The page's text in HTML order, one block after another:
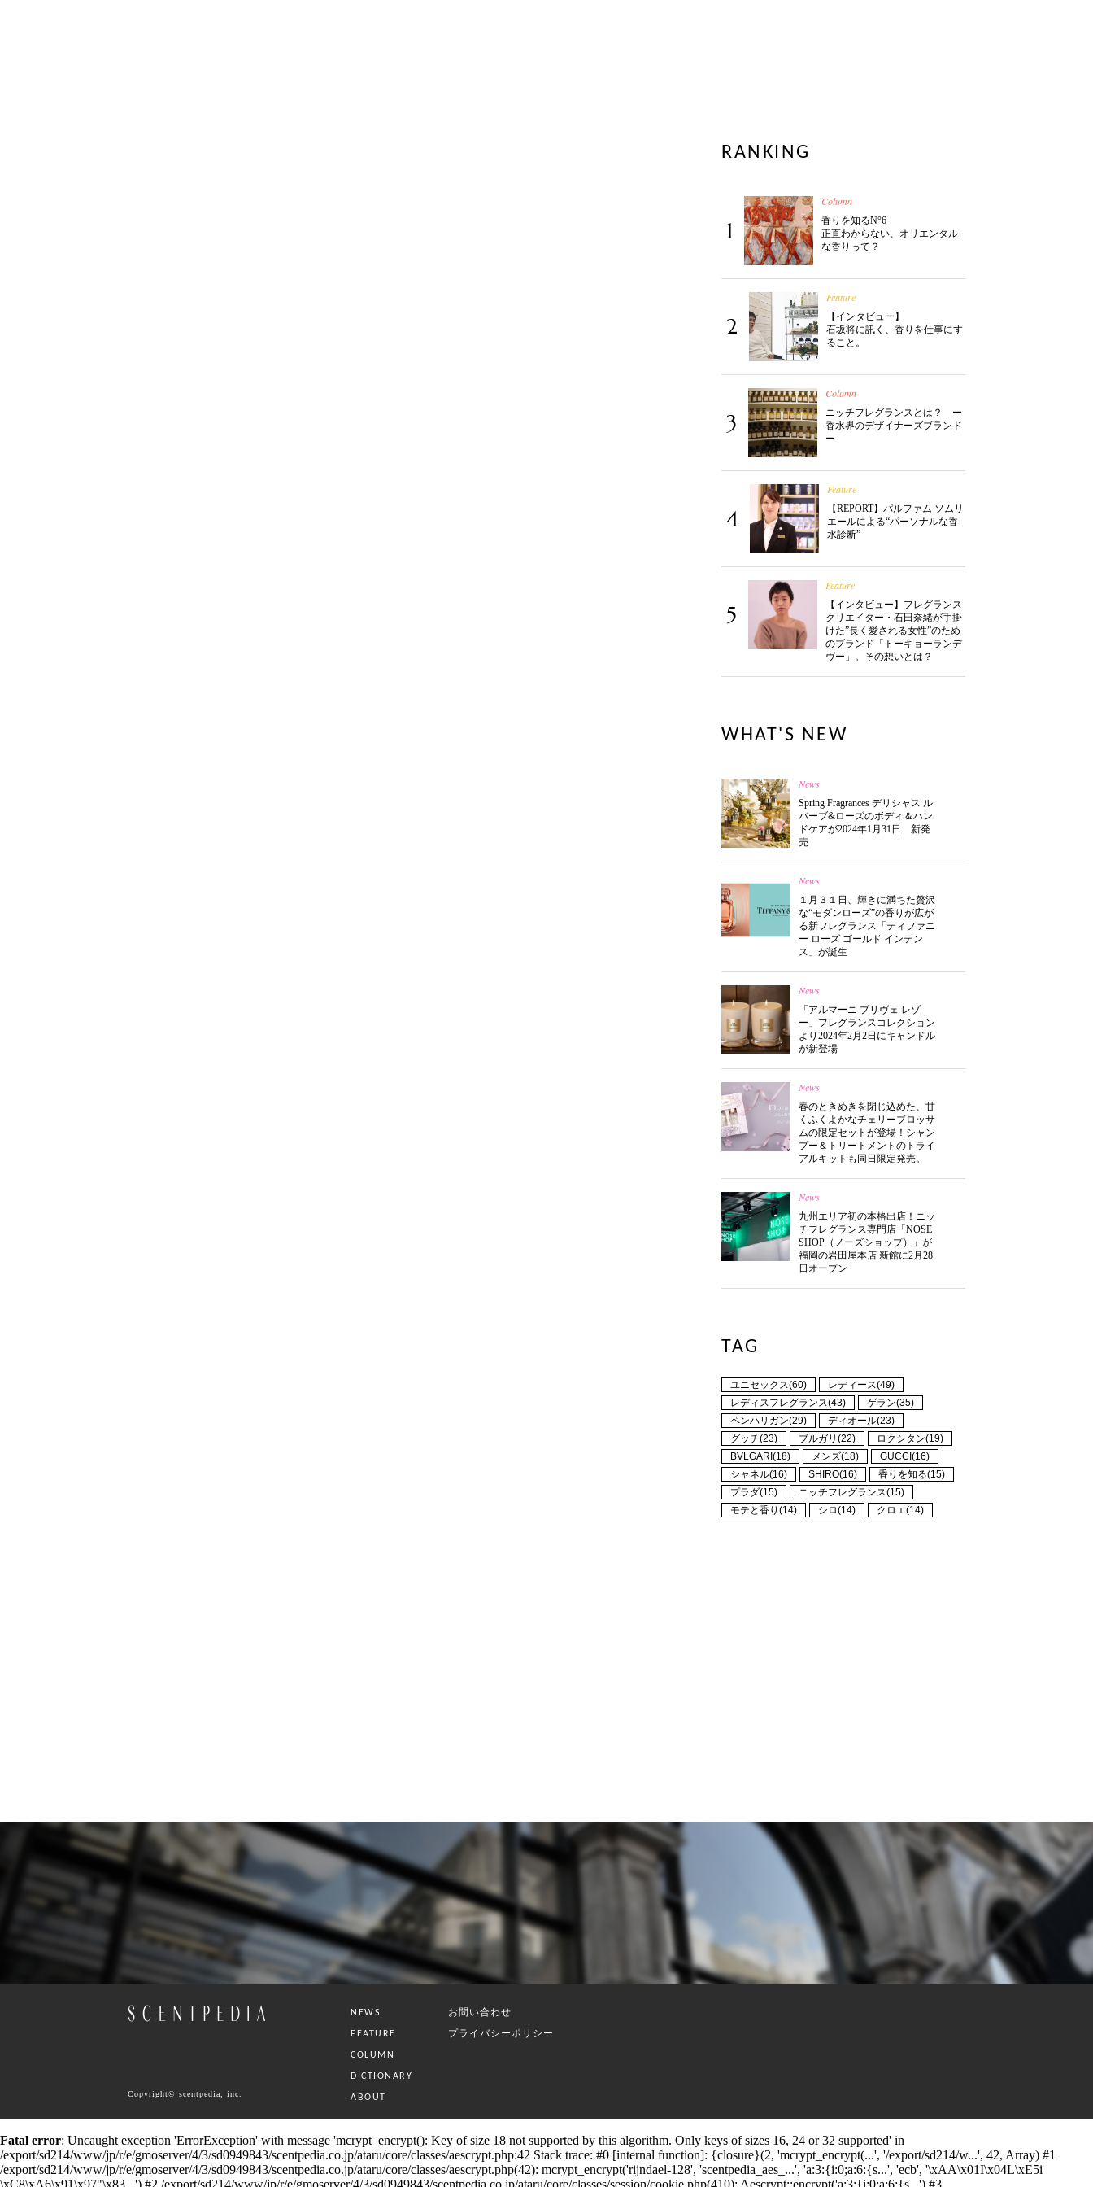
RANKING
1
Column
香りを知るN°6
正直わからない、オリエンタル
な香りって？
2
Feature
【インタビュー】
石坂将に訊く、香りを仕事にす
ること。
3
Column
ニッチフレグランスとは？ ー
香水界のデザイナーズブランド
ー
4
Feature
【REPORT】パルファム ソムリ
エールによる“パーソナルな香
水診断”
5
Feature
【インタビュー】フレグランス
クリエイター・石田奈緒が手掛
けた”長く愛される女性”のため
のブランド「トーキョーランデ
ヴー」。その想いとは？
WHAT'S NEW
News
Spring Fragrances デリシャス ル
バーブ&ローズのボディ＆ハン
ドケアが2024年1月31日 新発
売
News
１月３１日、輝きに満ちた贅沢
な“モダンローズ”の香りが広が
る新フレグランス「ティファニ
ー ローズ ゴールド インテン
ス」が誕生
News
「アルマーニ プリヴェ レゾ
ー」フレグランスコレクション
より2024年2月2日にキャンドル
が新登場
News
春のときめきを閉じ込めた、甘
くふくよかなチェリーブロッサ
ムの限定セットが登場！シャン
プー＆トリートメントのトライ
アルキットも同日限定発売。
News
九州エリア初の本格出店！ニッ
チフレグランス専門店「NOSE
SHOP（ノーズショップ）」が
福岡の岩田屋本店 新館に2月28
日オープン
TAG
ユニセックス(60)
レディース(49)
レディスフレグランス(43)
ゲラン(35)
ペンハリガン(29)
ディオール(23)
グッチ(23)
ブルガリ(22)
ロクシタン(19)
BVLGARI(18)
メンズ(18)
GUCCI(16)
シャネル(16)
SHIRO(16)
香りを知る(15)
プラダ(15)
ニッチフレグランス(15)
モテと香り(14)
シロ(14) クロエ(14)
NEWS
FEATURE
COLUMN
DICTIONARY
ABOUT
お問い合わせ
プライバシーポリシー
Copyright© scentpedia, inc.
Fatal error: Uncaught exception 'ErrorException' with message 'mcrypt_encrypt(): Key of size 18 not supported by this algorithm. Only keys of sizes 16, 24 or 32 supported' in
/export/sd214/www/jp/r/e/gmoserver/4/3/sd0949843/scentpedia.co.jp/ataru/core/classes/aescrypt.php:42 Stack trace: #0 [internal function]: {closure}(2, 'mcrypt_encrypt(...', '/export/sd214/w...', 42, Array) #1
/export/sd214/www/jp/r/e/gmoserver/4/3/sd0949843/scentpedia.co.jp/ataru/core/classes/aescrypt.php(42): mcrypt_encrypt('rijndael-128', 'scentpedia_aes_...', 'a:3:{i:0;a:6:{s...', 'ecb', '\xAA\x01I\x04L\xE5i
\xC8\xA6\x91\x97"\x83...') #2 /export/sd214/www/jp/r/e/gmoserver/4/3/sd0949843/scentpedia.co.jp/ataru/core/classes/session/cookie.php(410): Aescrypt::encrypt('a:3:{i:0;a:6:{s...') #3